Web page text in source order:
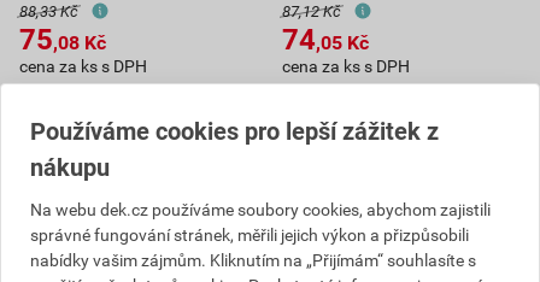
88,33 Kč
75,08 Kč
cena za ks s DPH
Poptat
75,08 Kč celkem s DPH
87,12 Kč
74,05 Kč
cena za ks s DPH
Poptat
74,05 Kč celkem s DPH
Používáme cookies pro lepší zážitek z
nákupu
Na webu dek.cz používáme soubory cookies, abychom zajistili
správné fungování stránek, měřili jejich výkon a přizpůsobili
nabídky vašim zájmům. Kliknutím na „Přijímám“ souhlasíte s